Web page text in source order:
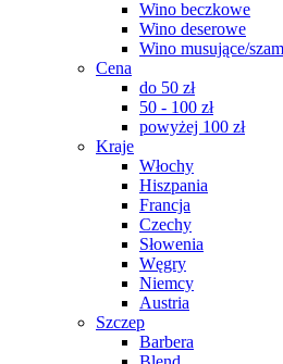
Wino beczkowe
Wino deserowe
Wino musujące/
Cena
do 50 zł
50 - 100 zł
powyżej 100 zł
Kraje
Włochy
Hiszpania
Francja
Czechy
Słowenia
Węgry
Niemcy
Austria
Szczep
Barbera